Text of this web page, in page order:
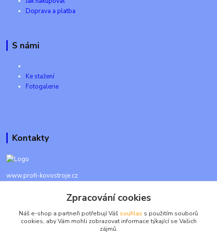
Doprava a platba
S námi
Ke stažení
Fotogalerie
Kontakty
www.profi-kovostroje.cz
+420 605 017 866
Každý den 8 - 20 hod - SMS kdykoliv
Zpracování cookies
Náš e-shop a partneři potřebují Váš souhlas s použitím souborů
cookies, aby Vám mohli zobrazovat informace týkající se Vašich
zájmů.